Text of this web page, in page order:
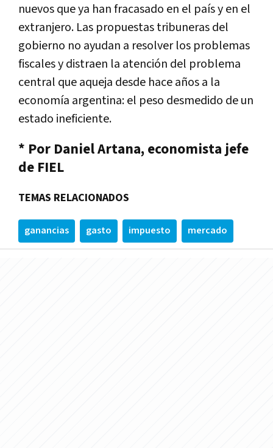
nuevos que ya han fracasado en el país y en el
extranjero. Las propuestas tribuneras del
gobierno no ayudan a resolver los problemas
fiscales y distraen la atención del problema
central que aqueja desde hace años a la
economía argentina: el peso desmedido de un
estado ineficiente.
* Por Daniel Artana, economista jefe
de FIEL
TEMAS RELACIONADOS
ganancias gasto impuesto mercado